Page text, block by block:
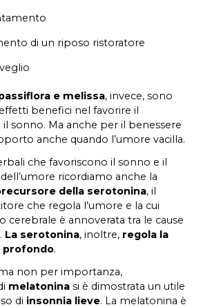
di un riposo ristoratore
e melissa, invece, sono
benefici nel favorire il
sonno. Ma anche per il benessere
anche quando l’umore vacilla.
che favoriscono il sonno e il
ricordiamo anche la
della serotonina, il
che regola l’umore e la cui
cerebrale è annoverata tra le cause
La serotonina, inoltre, regola la
profondo.
non per importanza,
melatonina si è dimostrata un utile
di insonnia lieve. La melatonina è